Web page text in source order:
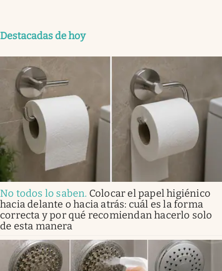
Destacadas de hoy
No todos lo saben. Colocar el papel higiénico
hacia delante o hacia atrás: cuál es la forma
correcta y por qué recomiendan hacerlo solo
de esta manera